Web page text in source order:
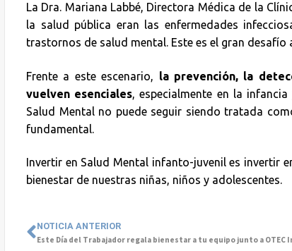
La Dra. Mariana Labbé, Directora Médica de la
la salud pública eran las enfermedades
trastornos de salud mental. Este es el gran desafío
Frente a este escenario, la prevención, la
vuelven esenciales, especialmente en la
Salud Mental no puede seguir siendo tratada
fundamental.
Invertir en Salud Mental infanto-juvenil es invertir
bienestar de nuestras niñas, niños y adolescentes.
NOTICIA ANTERIOR
Este Día del Trabajador regala bienestar a tu equipo junto a OTEC